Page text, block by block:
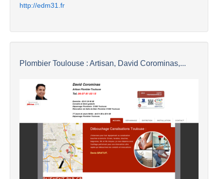
http://edm31.fr
Plombier Toulouse : Artisan, David Corominas,...